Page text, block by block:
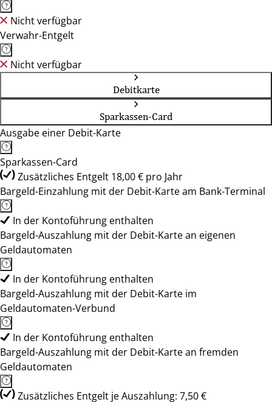
Nicht verfügbar
Verwahr-Entgelt
Nicht verfügbar
Debitkarte
Sparkassen-Card
Ausgabe einer Debit-Karte
Sparkassen-Card
Zusätzliches Entgelt 18,00 € pro Jahr
Bargeld-Einzahlung mit der Debit-Karte am Bank-Terminal
In der Kontoführung enthalten
Bargeld-Auszahlung mit der Debit-Karte an eigenen
Geldautomaten
In der Kontoführung enthalten
Bargeld-Auszahlung mit der Debit-Karte im
Geldautomaten-Verbund
In der Kontoführung enthalten
Bargeld-Auszahlung mit der Debit-Karte an fremden
Geldautomaten
Zusätzliches Entgelt je Auszahlung: 7,50 €